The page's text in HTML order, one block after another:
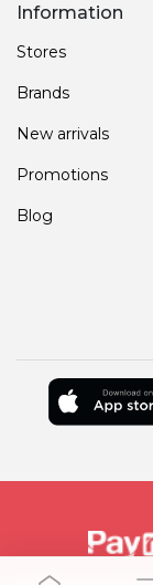
Information
Stores
Brands
New arrivals
Promotions
Blog